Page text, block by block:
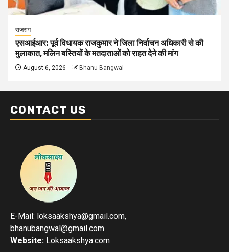
राजराग
एसआईआर: पूर्व विधायक राजकुमार ने जिला निर्वाचन अधिकारी से की
मुलाकात, मलिन बस्तियों के मतदाताओं को राहत देने की मांग
August 6, 2026 Bhanu Bangwal
CONTACT US
E-Mail: loksaakshya@gmail.com,
bhanubangwal@gmail.com
Website: Loksaakshya.com